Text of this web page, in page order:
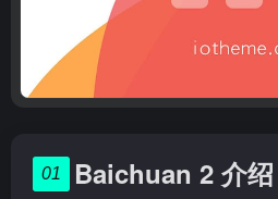
01 Baichuan 2 介绍